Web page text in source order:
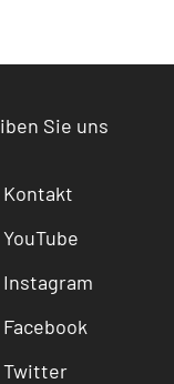
Sie uns
Kontakt
YouTube
Instagram
Facebook
Twitter